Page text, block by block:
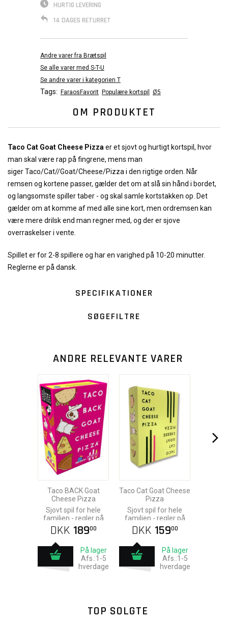
HURTIG LEVERING
14 DAGES RETURRET
Andre varer fra Brætspil
Se alle varer med S-T-U
Se andre varer i kategorien T
Tags: FaraosFavorit Populære kortspil Ø5
OM PRODUKTET
Taco Cat Goat Cheese Pizza er et sjovt og hurtigt kortspil, hvor
man skal være rap på fingrene, mens man
siger Taco/Cat//Goat/Cheese/Pizza i den rigtige orden. Når
remsen og kortene passer, gælder det om at slå sin hånd i bordet,
og langsomste spiller taber - og skal samle kortstakken op. Det
gælder om at komme af med alle sine kort, men ordremsen kan
være mere drilsk end man regner med, og der er sjove
overraskelser i vente.
Spillet er for 2-8 spillere og har en varighed på 10-20 minutter.
Reglerne er på dansk.
SPECIFIKATIONER
SØGEFILTRE
ANDRE RELEVANTE VARER
Taco BACK Goat
Cheese Pizza
Sjovt spil for hele
familien - regler på
engelsk
DKK 18900
På lager
Afs.:1-5
hverdage
Taco Cat Goat Cheese
Pizza
Sjovt spil for hele
familien - regler på
engelsk
DKK 15900
På lager
Afs.:1-5
hverdage
TOP SOLGTE